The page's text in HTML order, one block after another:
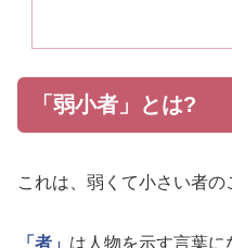
「弱小者」とは?
これは、弱くて小さい者の
「者」 は人物を示す言葉に